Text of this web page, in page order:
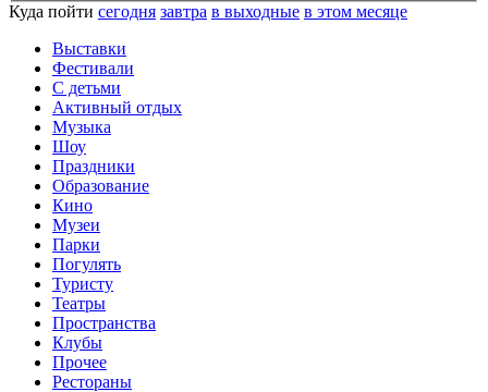
Куда пойти сегодня завтра в выходные в этом месяце
Выставки
Фестивали
С детьми
Активный отдых
Музыка
Шоу
Праздники
Образование
Кино
Музеи
Парки
Погулять
Туристу
Театры
Пространства
Клубы
Прочее
Рестораны